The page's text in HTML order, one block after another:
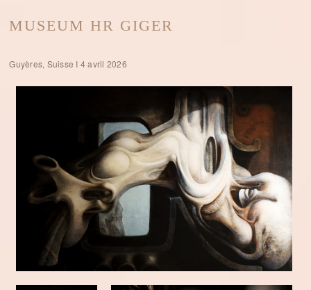
MUSEUM HR GIGER
Guyères, Suisse I 4 avril 2026